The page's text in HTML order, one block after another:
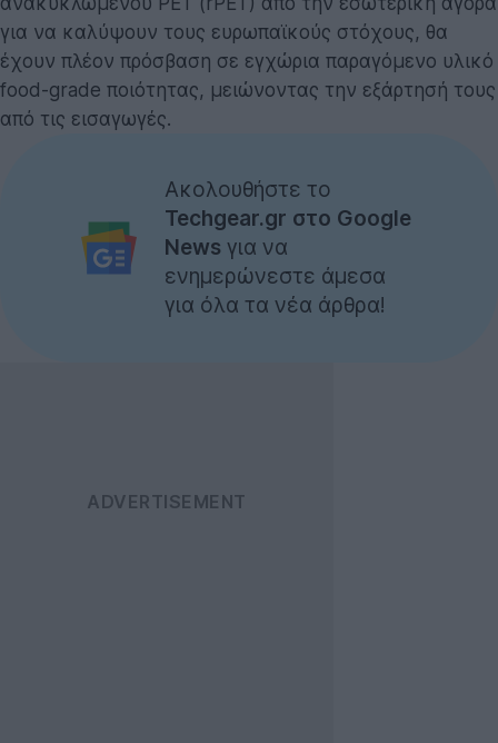
για να καλύψουν τους ευρωπαϊκούς στόχους, θα
έχουν πλέον πρόσβαση σε εγχώρια παραγόμενο υλικό
food-grade ποιότητας, μειώνοντας την εξάρτησή τους
από τις εισαγωγές.
Ακολουθήστε το
Techgear.gr στο Google
News για να
ενημερώνεστε άμεσα
για όλα τα νέα άρθρα!